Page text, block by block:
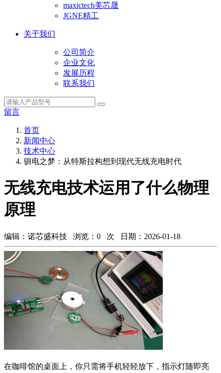
maxictech美芯晟
JGNE精工
关于我们
公司简介
企业文化
发展历程
联系我们
留言
首页
新闻中心
技术中心
驯电之梦：从特斯拉构想到现代无线充电时代
无线充电技术运用了什么物理
原理
编辑：诺芯盛科技 浏览： 0 次 日期：2026-01-18
在咖啡馆的桌面上，你只需将手机轻轻放下，指示灯随即亮